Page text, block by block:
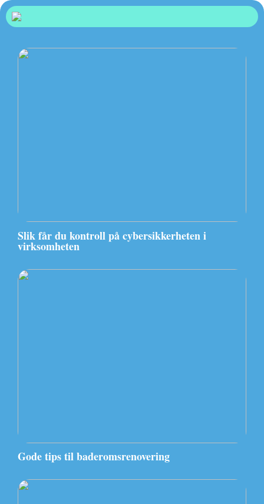
Slik får du kontroll på cybersikkerheten i
virksomheten
Gode tips til baderomsrenovering